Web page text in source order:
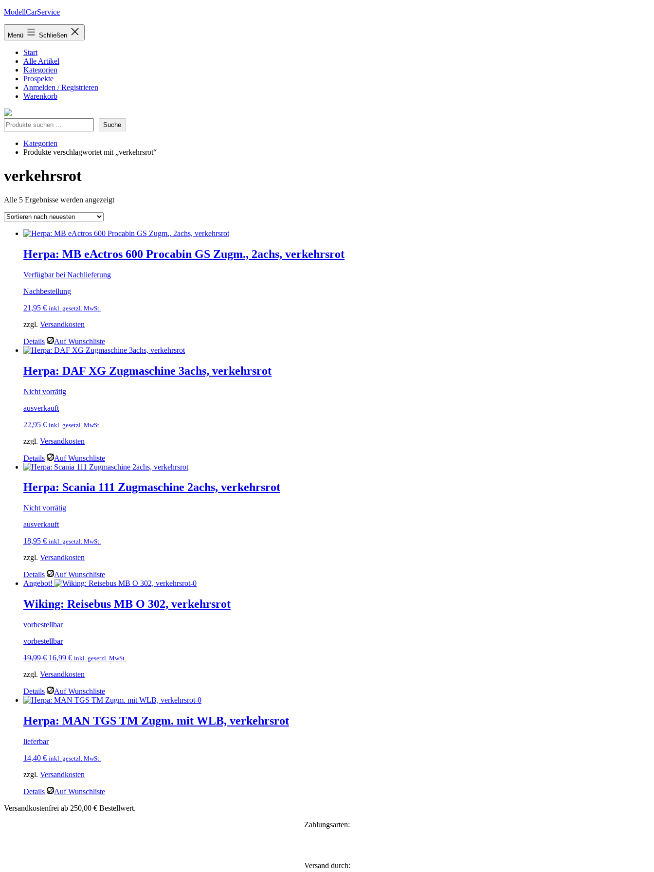
Zum
springen
ModellCarService
Menü Schließen
Start
Alle Artikel
Kategorien
Prospekte
Anmelden / Registrieren
Warenkorb
Suche Suche
Kategorien
Produkte verschlagwortet mit „verkehrsrot“
verkehrsrot
Alle 5 Ergebnisse werden angezeigtNach
Herpa: MB eActros 600 Procabin GS Zugm., 2achs, verkehrsrot
Verfügbar bei Nachlieferung
Nachbestellung
21,95 € inkl. gesetzl. MwSt.
zzgl. Versandkosten
Details Auf Wunschliste
Herpa: DAF XG Zugmaschine 3achs, verkehrsrot
Nicht vorrätig
ausverkauft
22,95 € inkl. gesetzl. MwSt.
zzgl. Versandkosten
Details Auf Wunschliste
Herpa: Scania 111 Zugmaschine 2achs, verkehrsrot
Nicht vorrätig
ausverkauft
18,95 € inkl. gesetzl. MwSt.
zzgl. Versandkosten
Details
Auf Wunschliste
Angebot!
Wiking: Reisebus MB O 302, verkehrsrot
vorbestellbar
vorbestellbar
19,99€ Ursprünglicher
war:
16,99 €Aktueller
ist:
inkl. gesetzl. MwSt.
zzgl. Versandkosten
Details Auf Wunschliste
Herpa: MAN TGS TM Zugm. mit WLB, verkehrsrot
lieferbar
14,40 € inkl. gesetzl. MwSt.
zzgl. Versandkosten
Details
Auf Wunschliste
Versandkostenfrei ab 250,00 € Bestellwert.
Zahlungsarten:
Versand durch: